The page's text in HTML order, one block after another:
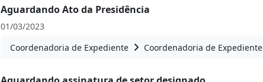
Aguardando Ato da Presidência
01/03/2023
Coordenadoria de Expediente
Coordenadoria de Expediente